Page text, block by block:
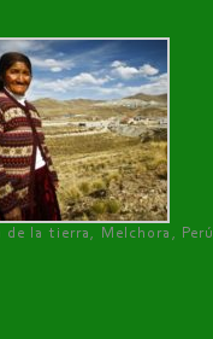
de la tierra, Melchora, Perú